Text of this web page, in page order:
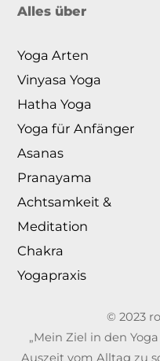
Alles über
Yoga Arten
Vinyasa Yoga
Hatha Yoga
Yoga für Anfänger
Asanas
Pranayama
Achtsamkeit &
Meditation
Chakra
Yogapraxis
© 2023
„Mein Ziel in den
Auszeit vom Alltag zu